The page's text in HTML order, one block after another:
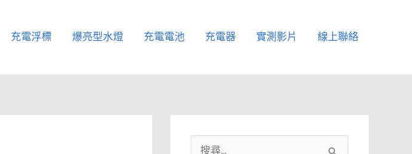
充電浮標 爆亮型水燈 充電電池 充電器 實測影片 線上聯絡